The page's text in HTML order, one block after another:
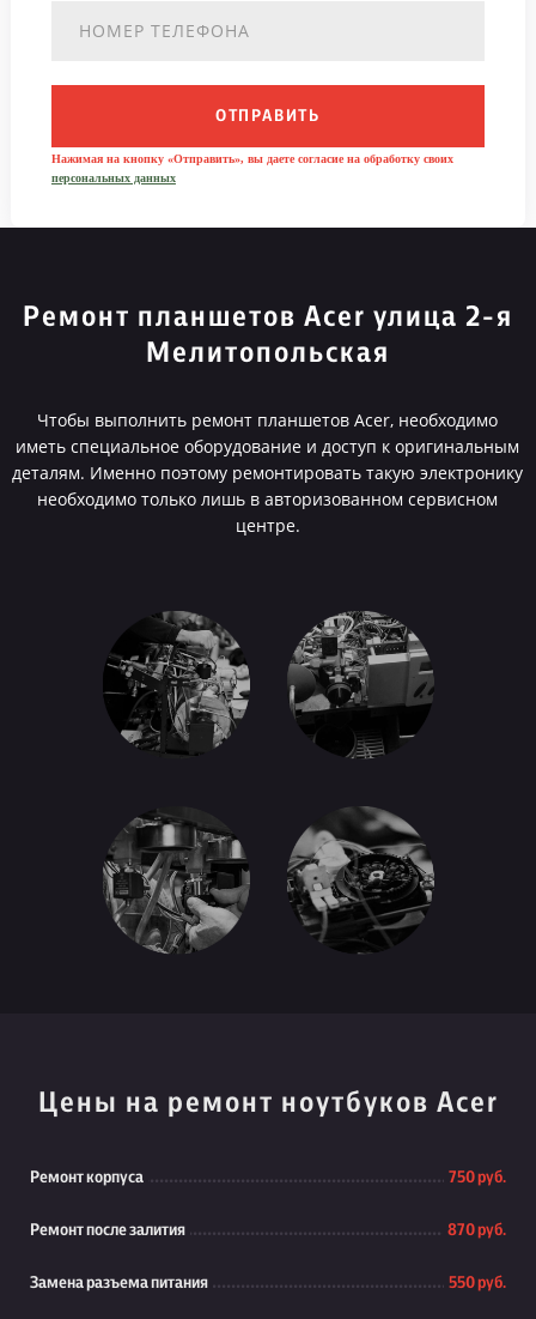
ОТПРАВИТЬ
Нажимая на кнопку «Отправить», вы даете согласие на обработку своих
персональных данных
Ремонт планшетов Acer улица 2-я
Мелитопольская
Чтобы выполнить ремонт планшетов Acer, необходимо
иметь специальное оборудование и доступ к оригинальным
деталям. Именно поэтому ремонтировать такую электронику
необходимо только лишь в авторизованном сервисном
центре.
Цены на ремонт ноутбуков Acer
Ремонт корпуса 750 руб.
Ремонт после залития 870 руб.
Замена разъема питания 550 руб.